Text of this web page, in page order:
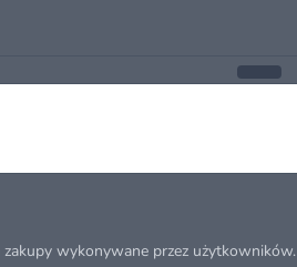
wykonywane przez użytkowników.